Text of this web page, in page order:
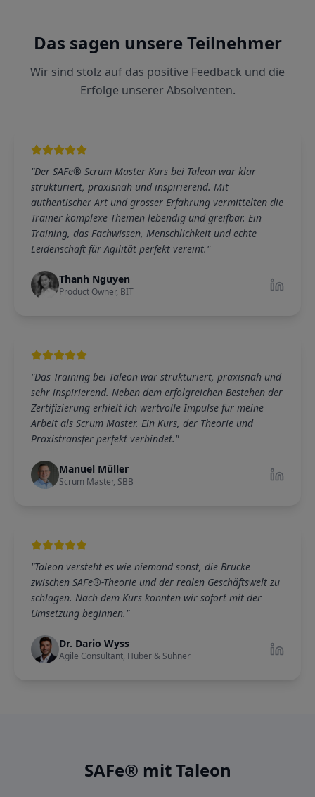
Das sagen unsere Teilnehmer
Wir sind stolz auf das positive Feedback und die
Erfolge unserer Absolventen.
"Der SAFe® Scrum Master Kurs bei Taleon war klar
strukturiert, praxisnah und inspirierend. Mit
authentischer Art und grosser Erfahrung vermittelten die
Trainer komplexe Themen lebendig und greifbar. Ein
Training, das Fachwissen, Menschlichkeit und echte
Leidenschaft für Agilität perfekt vereint."
Thanh Nguyen
Product Owner, BIT
"Das Training bei Taleon war strukturiert, praxisnah und
sehr inspirierend. Neben dem erfolgreichen Bestehen der
Zertifizierung erhielt ich wertvolle Impulse für meine
Arbeit als Scrum Master. Ein Kurs, der Theorie und
Praxistransfer perfekt verbindet."
Manuel Müller
Scrum Master, SBB
"Taleon versteht es wie niemand sonst, die Brücke
zwischen SAFe®-Theorie und der realen Geschäftswelt zu
schlagen. Nach dem Kurs konnten wir sofort mit der
Umsetzung beginnen."
Dr. Dario Wyss
Agile Consultant, Huber & Suhner
SAFe® mit Taleon